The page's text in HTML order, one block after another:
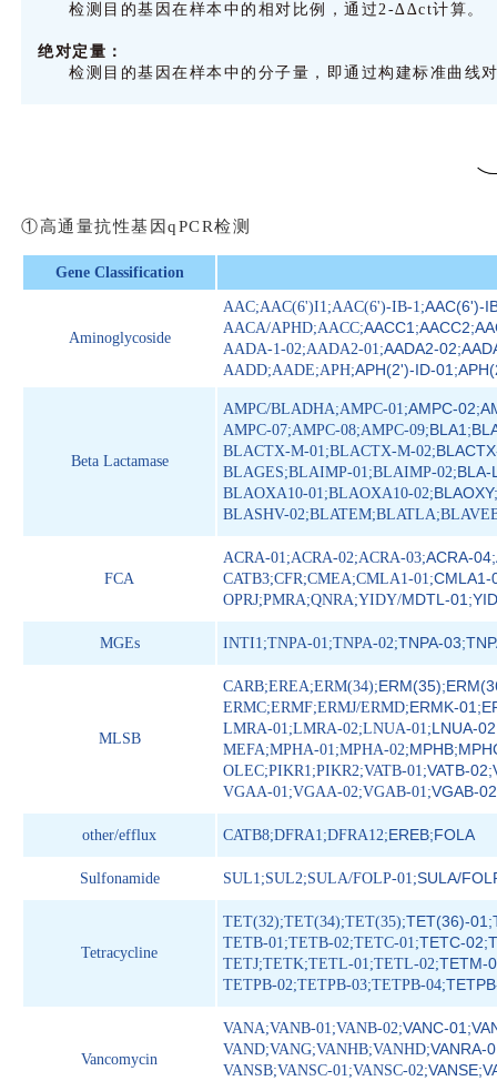
检测目的基因在样本中的相对比例，通过2-∆∆ct计算。
绝对定量：
检测目的基因在样本中的分子量，即通过构建标准曲线
①高通量抗性基因qPCR检测
Gene Classification
Aminoglycoside
AAC;AAC(6')I1;AAC(6')-IB-1;AAC(6')-
AACA/APHD;AACC;
AADA-1-02;AADA2-01;AADA2-
AADD;AADE;APH;APH(2')-ID-
Beta Lactamase
AMPC/BLADHA;AMPC-01;AMPC-
AMPC-07;AMPC-08;AMPC-09;
BLACTX-M-01;BLACTX-M-02;
BLAGES;BLAIMP-01;BLAIMP-02;BLA-
BLAOXA10-01;BLAOXA10-02;
BLASHV-
FCA
ACRA-01;ACRA-02;ACRA-03;ACRA-
CATB3;CFR;CMEA;CMLA1-01;CMLA1-
OPRJ;PMRA;QNRA;YIDY/MDTL-
MGEs INTI1;TNPA-01;TNPA-02;TNPA-
MLSB
CARB;EREA;ERM(34);
ERMC;ERMF;ERMJ/ERMD;ERMK-
LMRA-01;LMRA-02;LNUA-01;LNUA-
MEFA;MPHA-01;MPHA-02;
OLEC;PIKR1;PIKR2;VATB-01;VATB-
VGAA-01;VGAA-02;VGAB-01;VGAB-
other/efflux CATB8;DFRA1;DFRA12;EREB;FOLA
Sulfonamide SUL1;SUL2;SULA/FOLP-01;SULA/
Tetracycline
TET(32);TET(34);TET(35);TET(36)-
TETB-01;TETB-02;TETC-01;TETC-
TETJ;TETK;TETL-01;TETL-02;TETM-
TETPB-02;TETPB-03;TETPB-04;
Vancomycin
VANA;VANB-01;VANB-02;VANC-
VAND;VANG;VANHB;VANHD;VANRA-
VANSB;VANSC-01;VANSC-02;